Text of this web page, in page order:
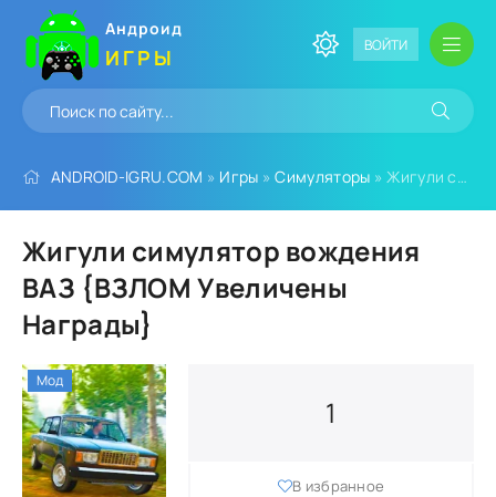
Андроид
ИГРЫ ВОЙТИ
ANDROID-IGRU.COM » Игры »Симуляторы » Жигули симулятор вождения ВАЗ {ВЗЛОМ Увеличены Награды}
Жигули симулятор вождения
ВАЗ {ВЗЛОМ Увеличены
Награды}
1
В избранное
Мод